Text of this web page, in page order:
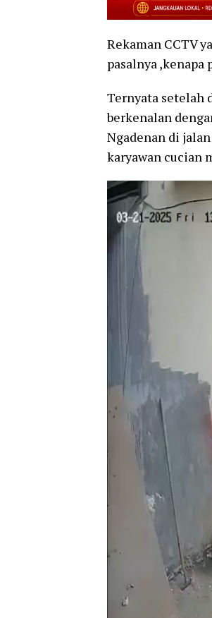
Rekaman CCTV
pasalnya ,kenapa
Ternyata setelah
berkenalan
Ngadenan di
karyawan cucian
Pemutar
Video